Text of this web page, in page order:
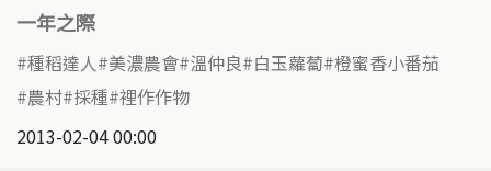
一年之際
種稻達人 美濃農會 溫仲良 白玉蘿蔔 橙蜜香小番茄
農村 採種 裡作作物
2013-02-04 00:00